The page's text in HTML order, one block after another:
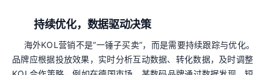
持续优化，数据驱动决策
海外KOL营销不是“一锤子买卖”，而是需要持续跟踪与优化。
品牌应根据投放效果，实时分析互动数据、转化数据，及时调整